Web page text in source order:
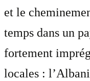
et le
temps dans un
fortement
locales :